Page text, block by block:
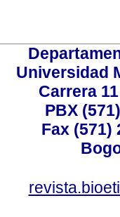
Universidad
Carrera
PBX
Fax (571)